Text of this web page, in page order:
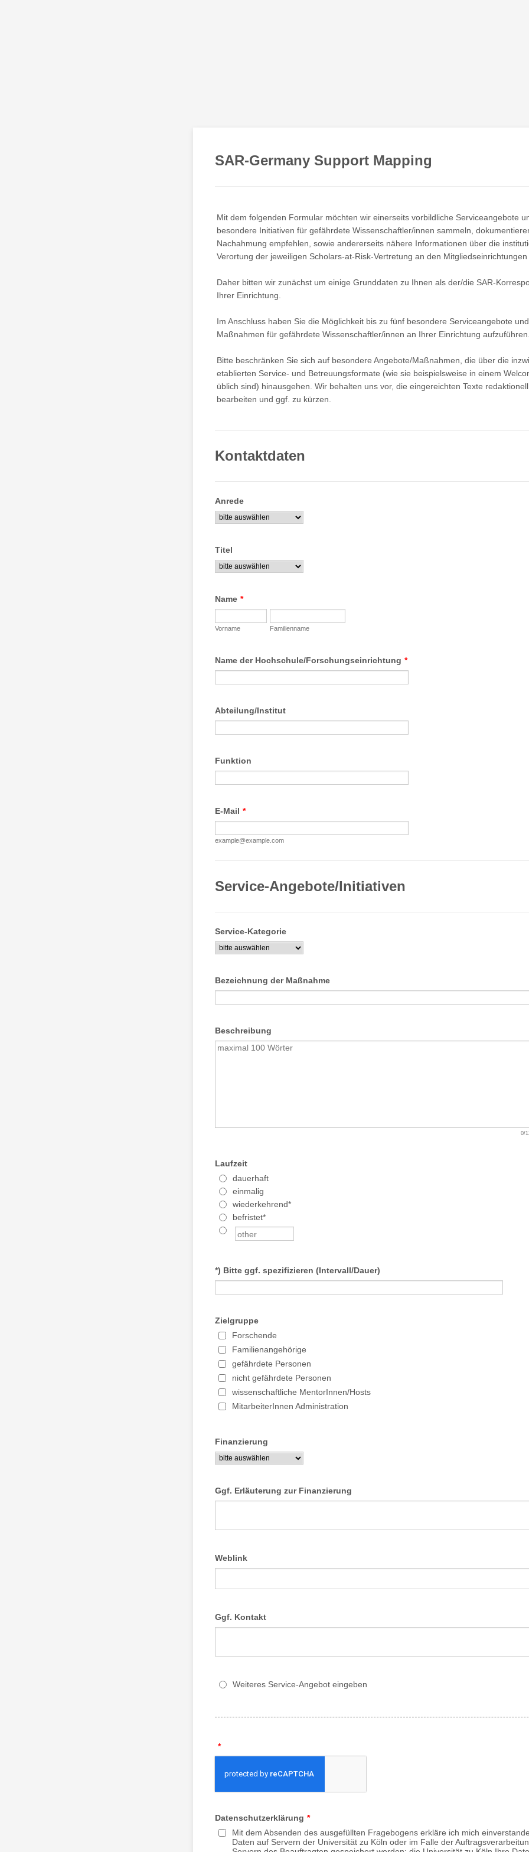
SAR-Germany Support Mapping
Mit dem folgenden Formular möchten wir einerseits vorbildliche Serviceangebote
besondere Initiativen für gefährdete Wissenschaftler/innen sammeln,
Nachahmung empfehlen, sowie andererseits nähere Informationen über die
Verortung der jeweiligen Scholars-at-Risk-Vertretung an den
Daher bitten wir zunächst um einige Grunddaten zu Ihnen als der/die SAR-
Ihrer Einrichtung.
Im Anschluss haben Sie die Möglichkeit bis zu fünf besondere Serviceangebote und
Maßnahmen für gefährdete Wissenschaftler/innen an Ihrer Einrichtung
Bitte beschränken Sie sich auf besondere Angebote/Maßnahmen, die über die
etablierten Service- und Betreuungsformate (wie sie beispielsweise in einem
üblich sind) hinausgehen. Wir behalten uns vor, die eingereichten Texte
bearbeiten und ggf. zu kürzen.
Kontaktdaten
Anrede
Titel
Name *
Vorname Familienname
Name der Hochschule/Forschungseinrichtung *
Abteilung/Institut
Funktion
E-Mail *
example@example.com
Service-Angebote/Initiativen
Service-Kategorie
Bezeichnung der Maßnahme
Beschreibung
0/
Laufzeit
dauerhaft
einmalig
wiederkehrend*
befristet*
*) Bitte ggf. spezifizieren (Intervall/Dauer)
Zielgruppe
Forschende
Familienangehörige
gefährdete Personen
nicht gefährdete Personen
wissenschaftliche MentorInnen/Hosts
MitarbeiterInnen Administration
Finanzierung
Ggf. Erläuterung zur Finanzierung
Weblink
Ggf. Kontakt
Weiteres Service-Angebot eingeben
*
Datenschutzerklärung *
Mit dem Absenden des ausgefüllten Fragebogens erkläre ich mich
Daten auf Servern der Universität zu Köln oder im Falle der